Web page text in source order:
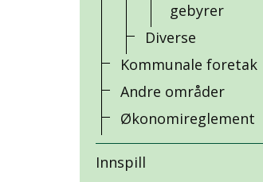
gebyrer
Diverse
Kommunale foretak
Andre områder
Økonomireglement
Innspill